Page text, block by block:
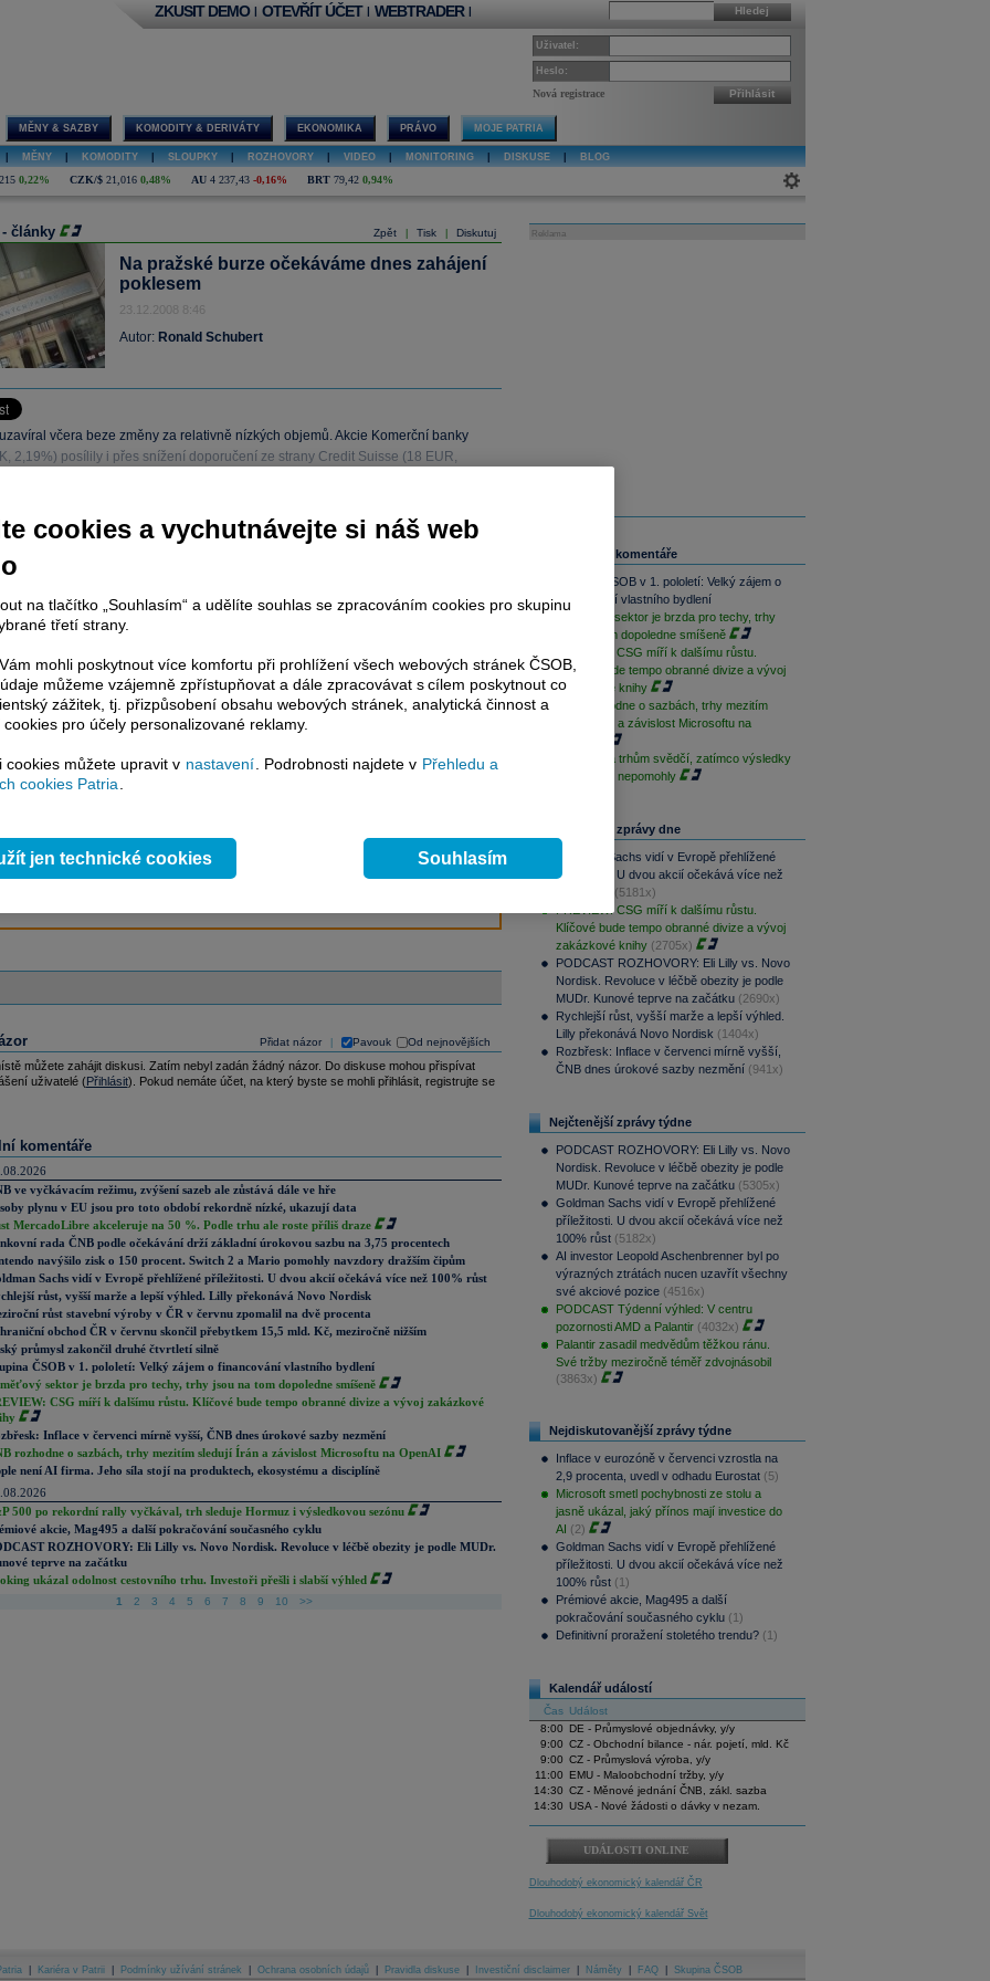
Hledej
ZKUSIT DEMO | OTEVŘÍT ÚČET | WEBTRADER |
Uživatel:
Heslo:
Nová registrace Přihlásit
MĚNY & SAZBY KOMODITY & DERIVÁTY EKONOMIKA PRÁVO MOJE PATRIA
MĚNY KOMODITY SLOUPKY ROZHOVORY VIDEO MONITORING DISKUSE BLOG
0,22% CZK/$ 21,016 0,48% AU 4 237,43 -0,16% BRT 79,42 0,94%
Zpět Tisk Diskutuj
- články
Na pražské burze očekáváme dnes zahájení
poklesem
23.12.2008 8:46
Autor: Ronald Schubert
včera beze změny za relativně nízkých objemů. Akcie Komerční banky
2,19%) posílily i přes snížení doporučení ze strany Credit Suisse (18 EUR,
článku je dostupné jen klientům placených služeb
služeb, potom je nutné sePřihlásit.
kekompletnímu zpravodajství
bez jakýchkoliv omezení. Veškeré
komentáře a horké zprávy jsou
terminálovou metodou (bez nutnosti obnovovat stránku) bez
servis, rozsáhlédatabázečasových řad ke stažení,prognózy
avaluace, ekonomickéfundamenty více
Přidat názor Pavouk Od nejnovějších
můžete zahájit diskusi. Zatím nebyl zadán žádný názor. Do diskuse mohou přispívat
uživatelé (Přihlásit). Pokud nemáte účet, na který byste se mohli přihlásit, registrujte se
komentáře
ve vyčkávacím režimu, zvýšení sazeb ale zůstává dále ve hře
plynu v EU jsou pro toto období rekordně nízké, ukazují data
MercadoLibre akceleruje na 50 %. Podle trhu ale roste příliš draze
rada ČNB podle očekávání drží základní úrokovou sazbu na 3,75 procentech
navýšilo zisk o 150 procent. Switch 2 a Mario pomohly navzdory dražším čipům
Sachs vidí v Evropě přehlížené příležitosti. U dvou akcií očekává více než 100% růst
růst, vyšší marže a lepší výhled. Lilly překonává Novo Nordisk
růst stavební výroby v ČR v červnu zpomalil na dvě procenta
obchod ČR v červnu skončil přebytkem 15,5 mld. Kč, meziročně nižším
průmysl zakončil druhé čtvrtletí silně
ČSOB v 1. pololetí: Velký zájem o financování vlastního bydlení
sektor je brzda pro techy, trhy jsou na tom dopoledne smíšeně
CSG míří k dalšímu růstu. Klíčové bude tempo obranné divize a vývoj zakázkové
Inflace v červenci mírně vyšší, ČNB dnes úrokové sazby nezmění
rozhodne o sazbách, trhy mezitím sledují Írán a závislost Microsoftu na OpenAI
není AI firma. Jeho síla stojí na produktech, ekosystému a disciplíně
500 po rekordní rally vyčkával, trh sleduje Hormuz i výsledkovou sezónu
akcie, Mag495 a další pokračování současného cyklu
ROZHOVORY: Eli Lilly vs. Novo Nordisk. Revoluce v léčbě obezity je podle MUDr.
teprve na začátku
ukázal odolnost cestovního trhu. Investoři přešli i slabší výhled
1 2 3 4 5 6 7 8 9 10 >>
Reklama
Související komentáře
Skupina ČSOB v 1. pololetí: Velký zájem o
financování vlastního bydlení
Paměťový sektor je brzda pro techy, trhy
jsou na tom dopoledne smíšeně
PREVIEW: CSG míří k dalšímu růstu.
Klíčové bude tempo obranné divize a vývoj
zakázkové knihy
ČNB rozhodne o sazbách, trhy mezitím
sledují Írán a závislost Microsoftu na
Geopolitika trhům svědčí, zatímco výsledky
sentimentu nepomohly
Nejčtenější zprávy dne
Goldman Sachs vidí v Evropě přehlížené
příležitosti. U dvou akcií očekává více než
(5181x)
PREVIEW: CSG míří k dalšímu růstu.
Klíčové bude tempo obranné divize a vývoj
zakázkové knihy (2705x)
PODCAST ROZHOVORY: Eli Lilly vs. Novo
Nordisk. Revoluce v léčbě obezity je podle
MUDr. Kunové teprve na začátku (2690x)
Rychlejší růst, vyšší marže a lepší výhled.
Lilly překonává Novo Nordisk (1404x)
Rozbřesk: Inflace v červenci mírně vyšší,
ČNB dnes úrokové sazby nezmění (941x)
Nejčtenější zprávy týdne
PODCAST ROZHOVORY: Eli Lilly vs. Novo
Nordisk. Revoluce v léčbě obezity je podle
MUDr. Kunové teprve na začátku (5305x)
Goldman Sachs vidí v Evropě přehlížené
příležitosti. U dvou akcií očekává více než
100% růst (5182x)
AI investor Leopold Aschenbrenner byl po
výrazných ztrátách nucen uzavřít všechny
své akciové pozice (4516x)
PODCAST Týdenní výhled: V centru
pozornosti AMD a Palantir (4032x)
Palantir zasadil medvědům těžkou ránu.
Své tržby meziročně téměř zdvojnásobil
(3863x)
Nejdiskutovanější zprávy týdne
Inflace v eurozóně v červenci vzrostla na
2,9 procenta, uvedl v odhadu Eurostat (5)
Microsoft smetl pochybnosti ze stolu a
jasně ukázal, jaký přínos mají investice do
AI (2)
Goldman Sachs vidí v Evropě přehlížené
příležitosti. U dvou akcií očekává více než
100% růst (1)
Prémiové akcie, Mag495 a další
pokračování současného cyklu (1)
Definitivní proražení stoletého trendu? (1)
Kalendář událostí
Čas Událost
8:00
DE - Průmyslové objednávky, y/y
9:00 CZ - Obchodní bilance - nár. pojetí, mld. Kč
9:00 CZ - Průmyslová výroba, y/y
11:00
EMU - Maloobchodní tržby, y/y
14:30 CZ - Měnové jednání ČNB, zákl. sazba
14:30 USA - Nové žádosti o dávky v nezam.
UDÁLOSTI ONLINE
Dlouhodobý ekonomický kalendář ČR
Dlouhodobý ekonomický kalendář Svět
Kariéra v Patrii Podmínky užívání stránek Ochrana osobních údajů Pravidla diskuse Investiční disclaimer Náměty FAQ Skupina ČSOB
cookies a vychutnávejte si náš web
na tlačítko „Souhlasím“ a udělíte souhlas se zpracováním cookies pro skupinu
třetí strany.
mohli poskytnout více komfortu při prohlížení všech webových stránek ČSOB,
můžeme vzájemně zpřístupňovat a dále zpracovávat s cílem poskytnout co
zážitek, tj. přizpůsobení obsahu webových stránek, analytická činnost a
pro účely personalizované reklamy.
cookies můžete upravit v nastavení . Podrobnosti najdete v Přehledu a
cookies Patria
jen technické cookies Souhlasím